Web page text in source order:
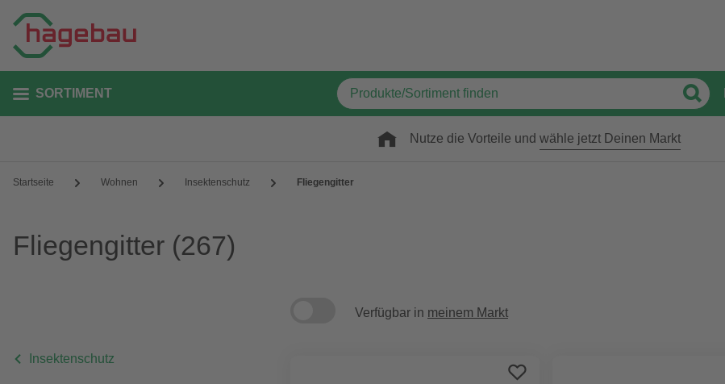
SORTIMENT
Nutze die Vorteile und wähle jetzt Deinen Markt
Startseite Wohnen Insektenschutz Fliegengitter
Fliegengitter (267)
Insektenschutz
Verfügbar in meinem Markt